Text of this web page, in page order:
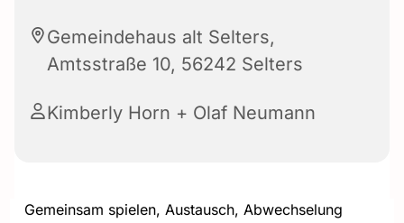
Gemeindehaus alt Selters,
Amtsstraße 10, 56242 Selters
Kimberly Horn + Olaf Neumann
Gemeinsam spielen, Austausch, Abwechselung